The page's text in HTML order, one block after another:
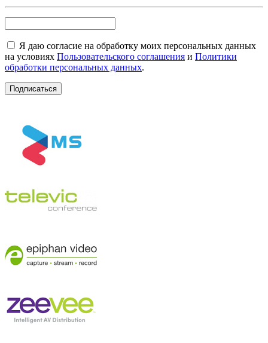
Я даю согласие на обработку моих персональных данных
на условиях Пользовательского соглашения и Политики
обработки персональных данных.